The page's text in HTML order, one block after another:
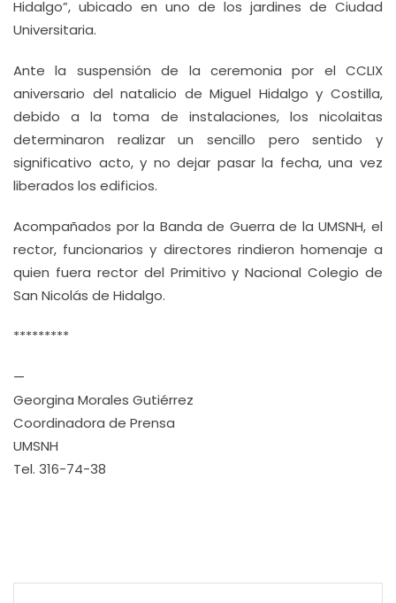
Hidalgo”, ubicado en uno de los jardines de Ciudad
Universitaria.
Ante la suspensión de la ceremonia por el CCLIX
aniversario del natalicio de Miguel Hidalgo y Costilla,
debido a la toma de instalaciones, los nicolaitas
determinaron realizar un sencillo pero sentido y
significativo acto, y no dejar pasar la fecha, una vez
liberados los edificios.
Acompañados por la Banda de Guerra de la UMSNH, el
rector, funcionarios y directores rindieron homenaje a
quien fuera rector del Primitivo y Nacional Colegio de
San Nicolás de Hidalgo.
*********
—
Georgina Morales Gutiérrez
Coordinadora de Prensa
UMSNH
Tel. 316-74-38